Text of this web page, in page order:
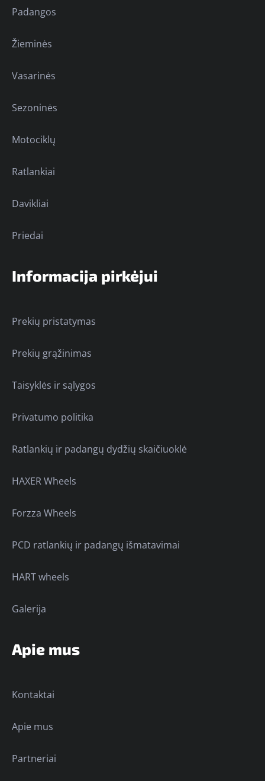
Padangos
Žieminės
Vasarinės
Sezoninės
Motociklų
Ratlankiai
Davikliai
Priedai
Informacija pirkėjui
Prekių pristatymas
Prekių grąžinimas
Taisyklės ir sąlygos
Privatumo politika
Ratlankių ir padangų dydžių skaičiuoklė
HAXER Wheels
Forzza Wheels
PCD ratlankių ir padangų išmatavimai
HART wheels
Galerija
Apie mus
Kontaktai
Apie mus
Partneriai